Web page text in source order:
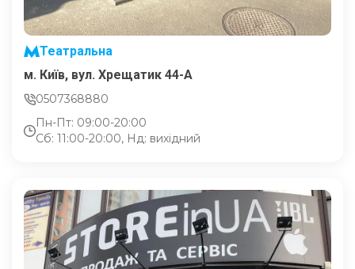
Театральна
м. Київ, вул. Хрещатик 44-A
0507368880
Пн-Пт: 09:00-20:00
Сб: 11:00-20:00, Нд: вихідний